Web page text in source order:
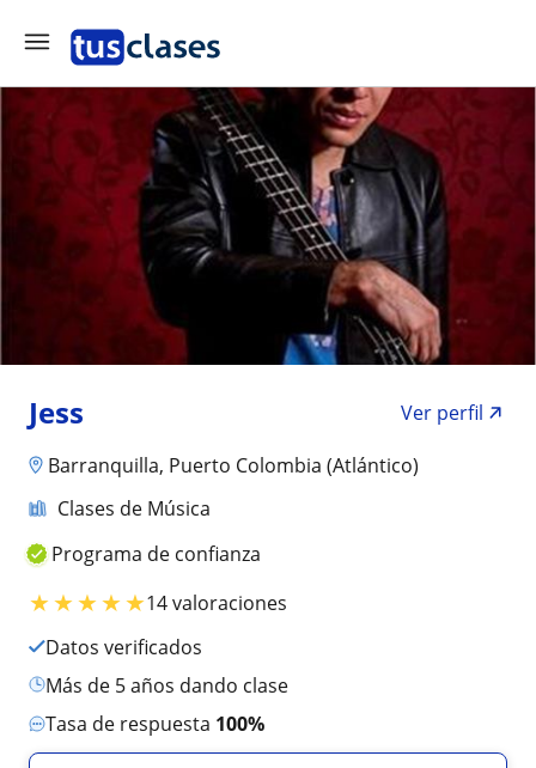
Jess
Ver perfil
Barranquilla, Puerto Colombia (Atlántico)
Clases de Música
Programa de confianza
★★★★★14 valoraciones
Datos verificados
más de 5 años dando clase
Tasa de respuesta 100%